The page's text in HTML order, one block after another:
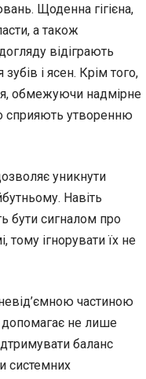
Щоденна гігієна,
а також
відіграють
і ясен. Крім того,
обмежуючи надмірне
сприяють утворенню
уникнути
Навіть
бути сигналом про
тому ігнорувати їх не
частиною
допомагає не лише
баланс
системних